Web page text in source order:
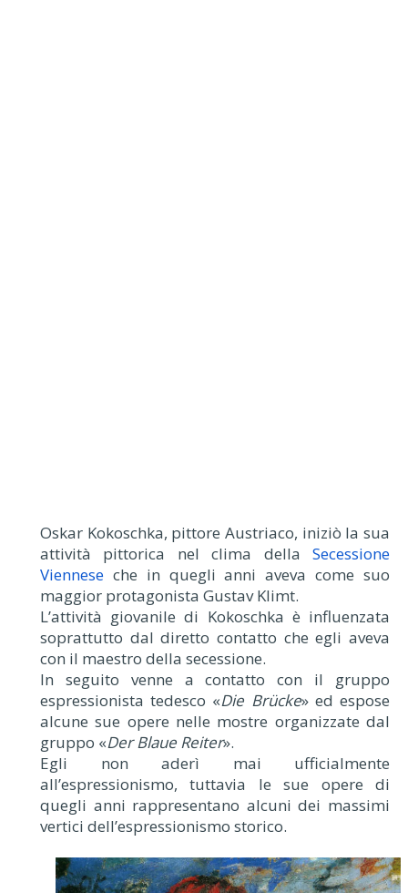
Oskar Kokoschka, pittore Austriaco, iniziò la sua
attività pittorica nel clima della Secessione
Viennese che in quegli anni aveva come suo
maggior protagonista Gustav Klimt.
L’attività giovanile di Kokoschka è influenzata
soprattutto dal diretto contatto che egli aveva
con il maestro della secessione.
In seguito venne a contatto con il gruppo
espressionista tedesco «Die Brücke» ed espose
alcune sue opere nelle mostre organizzate dal
gruppo «Der Blaue Reiter».
Egli non aderì mai ufficialmente
all’espressionismo, tuttavia le sue opere di
quegli anni rappresentano alcuni dei massimi
vertici dell’espressionismo storico.